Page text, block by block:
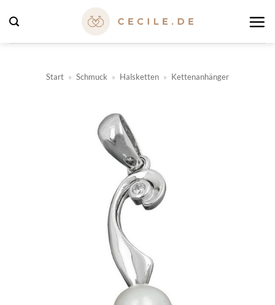
Inhalt
springen
Start » Schmuck » Halsketten » Kettenanhänger